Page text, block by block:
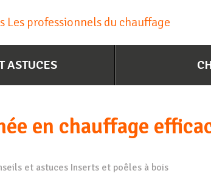
Les professionnels du chauffage
ASTUCES
en chauffage
et astuces Inserts et poêles à bois